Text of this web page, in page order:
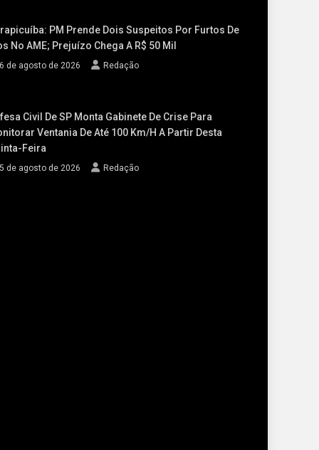
PM Prende Dois Suspeitos Por Furtos De
No AME; Prejuízo Chega A R$ 50 Mil
6 de agosto de 2026 Redação
Civil De SP Monta Gabinete De Crise Para
Ventania De Até 100 Km/h A Partir Desta
Feira
5 de agosto de 2026 Redação